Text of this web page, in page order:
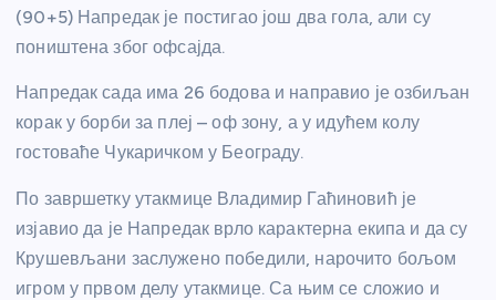
(90+5) Напредак је постигао још два гола, али су
поништена због офсајда.
Напредак сада има 26 бодова и направио је озбиљан
корак у борби за плеј – оф зону, а у идућем колу
гостоваће Чукаричком у Београду.
По завршетку утакмице Владимир Гаћиновић је
изјавио да је Напредак врло карактерна екипа и да су
Крушевљани заслужено победили, нарочито бољом
игром у првом делу утакмице. Са њим се сложио и